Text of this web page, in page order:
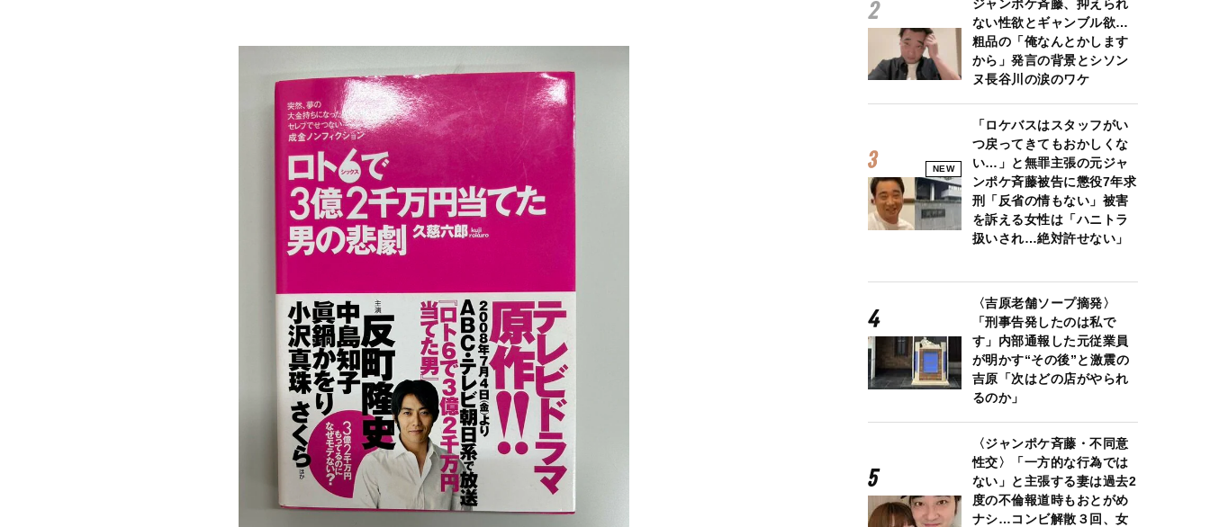
ジャンポケ斉藤、抑えられ
ない性欲とギャンブル欲…
粗品の「俺なんとかします
から」発言の背景とシソン
ヌ長谷川の涙のワケ
NEW
「ロケバスはスタッフがい
つ戻ってきてもおかしくな
い…」と無罪主張の元ジャ
ンポケ斉藤被告に懲役7年求
刑「反省の情もない」被害
を訴える女性は「ハニトラ
扱いされ…絶対許せない」
〈吉原老舗ソープ摘発〉
「刑事告発したのは私で
す」内部通報した元従業員
が明かす“その後”と激震の
吉原「次はどの店がやられ
るのか」
〈ジャンポケ斉藤・不同意
性交〉「一方的な行為では
ない」と主張する妻は過去2
度の不倫報道時もおとがめ
ナシ…コンビ解散３回、女